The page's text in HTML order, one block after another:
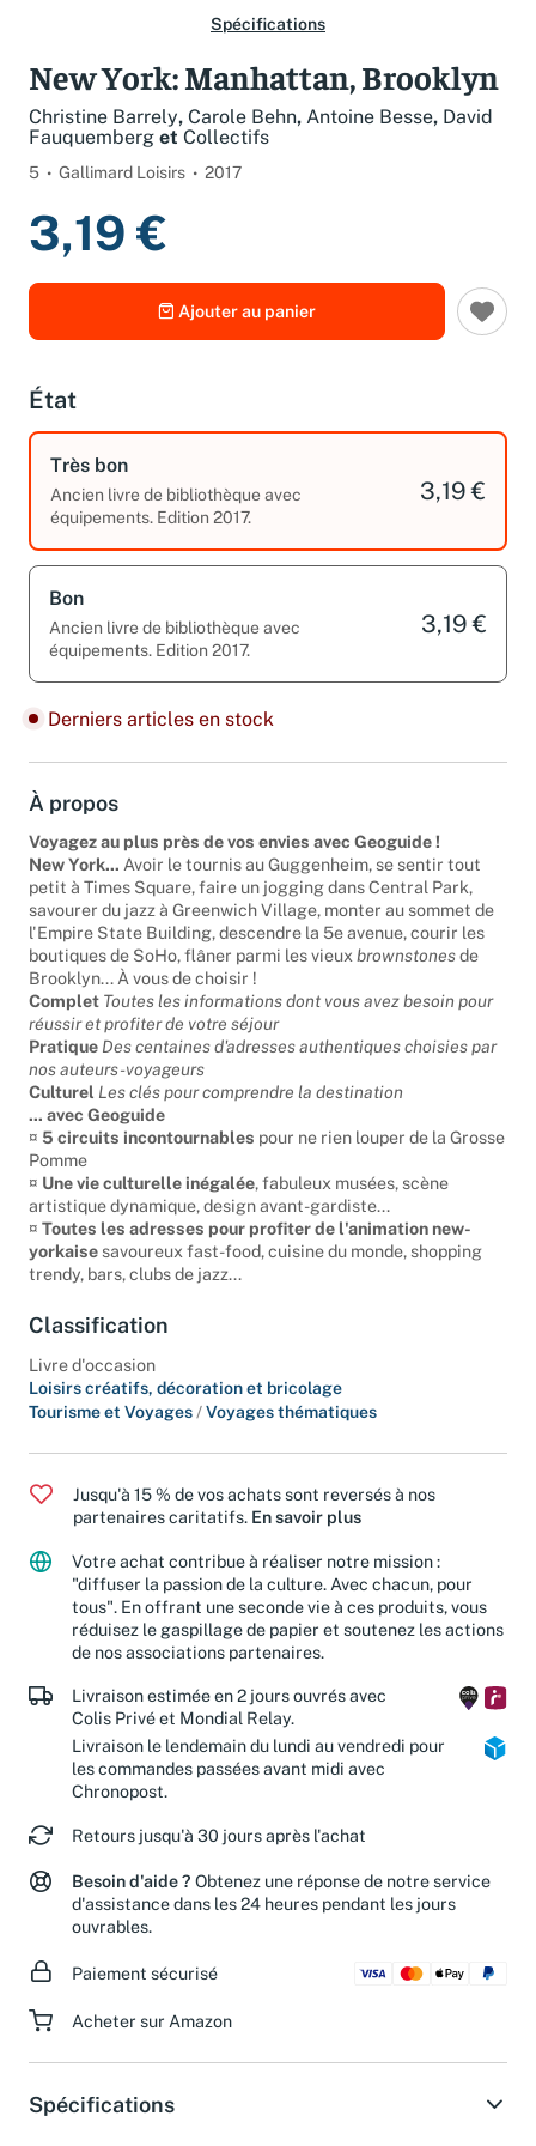
New York: Manhattan, Brooklyn
Christine Barrely,Carole Behn , ,
Fauquemberg
3,19 €
Ajouter au panier
État
Très bon
Ancien livre de bibliothèque avec
3,19 €
Ancien livre de bibliothèque avec
3,19 €
À propos
Voyagez au plus près de vos envies avec Geoguide !
New York...Avoir le tournis au Guggenheim, se sentir tout
petit à Times Square, faire un jogging dans Central Park,
savourer du jazz à Greenwich Village, monter au sommet de
l'Empire State Building, descendre la 5e avenue, courir les
boutiques de SoHo, flâner parmi les vieux
Brooklyn... À vous de choisir !
Complet Toutes les informations dont vous avez besoin pour
réussir et profiter de votre séjour
PratiqueDes centaines d'adresses authentiques choisies par
nos auteurs-voyageurs
CulturelLes clés pour comprendre la destination
... avec Geoguide
¤5 circuits incontournables
pour ne rien louper de la Grosse
Pomme
¤Une vie culturelle inégalée , fabuleux musées, scène
artistique dynamique, design avant-gardiste...
¤Toutes les adresses pour profiter de l'animation new-
yorkaisesavoureux fast-food, cuisine du monde, shopping
trendy, bars, clubs de jazz...
Classification
Livre d'occasion
Loisirs créatifs, décoration et bricolage
Jusqu'à 15 % de vos achats sont reversés à nos
partenaires caritatifs.
En savoir plus
Votre achat contribue à réaliser notre mission :
"diffuser la passion de la culture. Avec chacun, pour
tous". En offrant une seconde vie à ces produits, vous
réduisez le gaspillage de papier et soutenez les actions
de nos associations partenaires.
Livraison estimée en 2 jours ouvrés avec
Colis Privé et Mondial Relay.
Livraison le lendemain du lundi au vendredi pour
les commandes passées avant midi avec
Retours jusqu'à 30 jours après l'achat
Besoin d'aide ?Obtenez une réponse de notre service
d'assistance dans les 24 heures pendant les jours
Spécifications